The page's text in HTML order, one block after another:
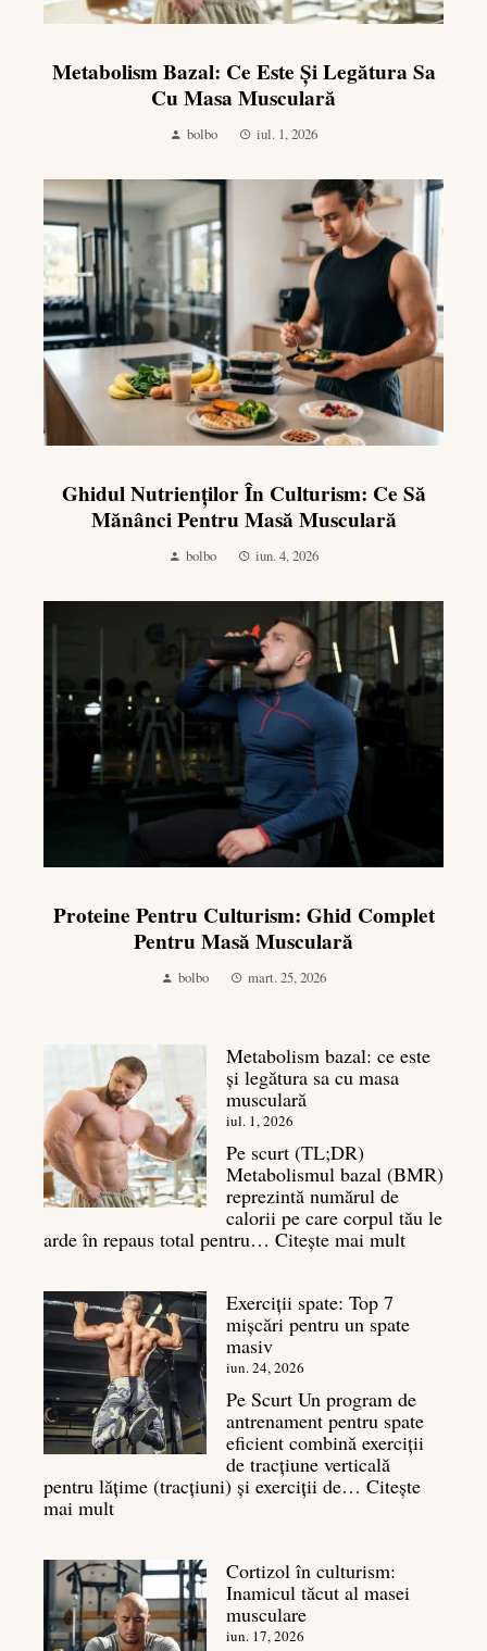
Metabolism Bazal: Ce Este Și Legătura Sa
Cu Masa Musculară
bolbo iul. 1, 2026
Ghidul Nutrienților În Culturism: Ce Să
Mănânci Pentru Masă Musculară
bolbo iun. 4, 2026
Proteine Pentru Culturism: Ghid Complet
Pentru Masă Musculară
bolbo mart. 25, 2026
Metabolism bazal: ce este
și legătura sa cu masa
musculară
iul. 1, 2026
Pe scurt (TL;DR)
Metabolismul bazal (BMR)
reprezintă numărul de
calorii pe care corpul tău le
arde în repaus total pentru… Citește mai mult:
este
sa
cu
masa
musculară
Exerciții spate: Top 7
mișcări pentru un spate
masiv
iun. 24, 2026
Pe Scurt Un program de
antrenament pentru spate
eficient combină exerciții
de tracțiune verticală
pentru lățime (tracțiuni) și exerciții de… Citește
mai mult:
Top
7
mișcări
pentru
Cortizol în culturism:
Inamicul tăcut al masei
musculare
iun. 17, 2026